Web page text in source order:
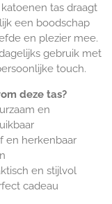
tas draagt
een boodschap
en plezier mee.
gebruik met
touch.
deze tas?
en
en herkenbaar
en stijlvol
cadeau